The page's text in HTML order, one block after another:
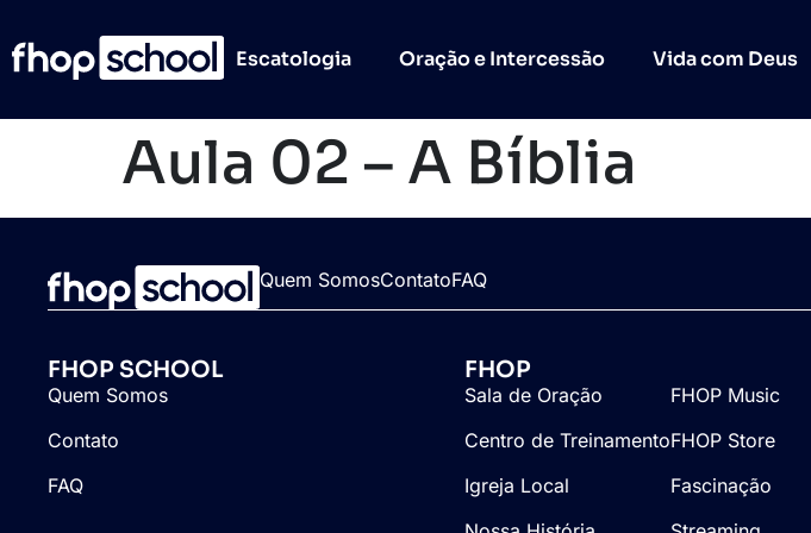
Escatologia Oração e Intercessão Vida com Deus
Aula 02 – A Bíblia
Quem SomosContatoFAQ
FHOP SCHOOL
Quem Somos
Contato
FAQ
FHOP
Sala de Oração
Centro de Treinamento
Igreja Local
FHOP Music
FHOP Store
Fascinação